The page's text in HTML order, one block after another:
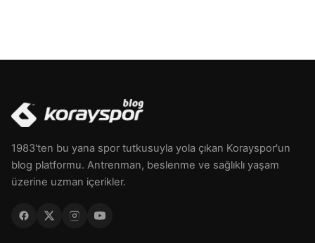
1983'ten bu yana spor tutkusuyla yola çıkan Korayspor'un
blog platformu. Antrenman, beslenme ve sağlıklı yaşam
üzerine uzman içerikler.